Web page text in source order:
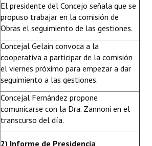
El presidente del Concejo señala que se
propuso trabajar en la comisión de
Obras el seguimiento de las gestiones.
Concejal Gelain convoca a la
cooperativa a participar de la comisión
el viernes próximo para empezar a dar
seguimiento a las gestiones.
Concejal Fernández propone
comunicarse con la Dra. Zannoni en el
transcurso del día.
2) Informe de Presidencia